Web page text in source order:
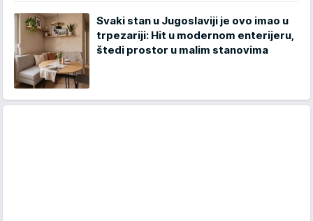
Svaki stan u Jugoslaviji je ovo imao u
trpezariji: Hit u modernom enterijeru,
štedi prostor u malim stanovima